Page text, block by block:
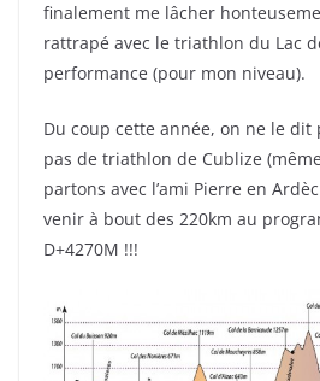
finalement me lâcher
rattrapé avec le triathlon du Lac
performance (pour mon niveau).
Du coup cette année, on ne le dit
pas de triathlon de Cublize
partons avec l’ami Pierre en
venir à bout des 220km au
D+4270M !!!